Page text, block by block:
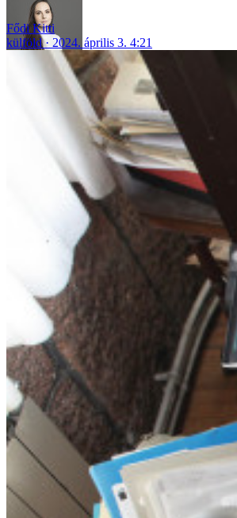
Fődi Kitti
külföld
2024. április 3. 4:21